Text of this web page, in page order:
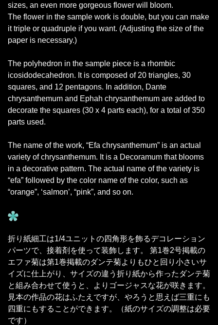
sizes, an even more gorgeous flower will bloom.
The flower in the sample work is double, but you can make
it triple or quadruple if you want. (Adjusting the size of the
paper is necessary.)
The polyhedron in the sample piece is a rhombic
icosidodecahedron. It is composed of 20 triangles, 30
squares, and 12 pentagons. In addition, Dante
chrysanthemum and Ephah chrysanthemum are added to
decorate the squares (30 x 4 parts each), for a total of 350
parts used.
The name of the work, “Efa chrysanthemum” is an actual
variety of chrysanthemum. It is a Decoramum that blooms
in a decorative pattern. The actual name of the variety is
“efa” followed by the color name of the color, such as
“orange”, ‘salmon’, “pink”, and so on.
折り紙細工は1/4ユニットの四角形を飾るデコレーション
パーツで、接着剤を使って装飾します。 第1巻2号掲載の
エファ菊は第1巻掲載のダンテ菊よりもひと回り小さいサ
イズに仕上がり、サイズの違う折り紙から作ったダンテ菊
と組み合わせて使うと、よりゴージャスな花が咲きます。
見本の作品の花はふたえですが、やろうと思えば三重にも
四重にもすることができます。（紙のサイズの調整は必要
です）